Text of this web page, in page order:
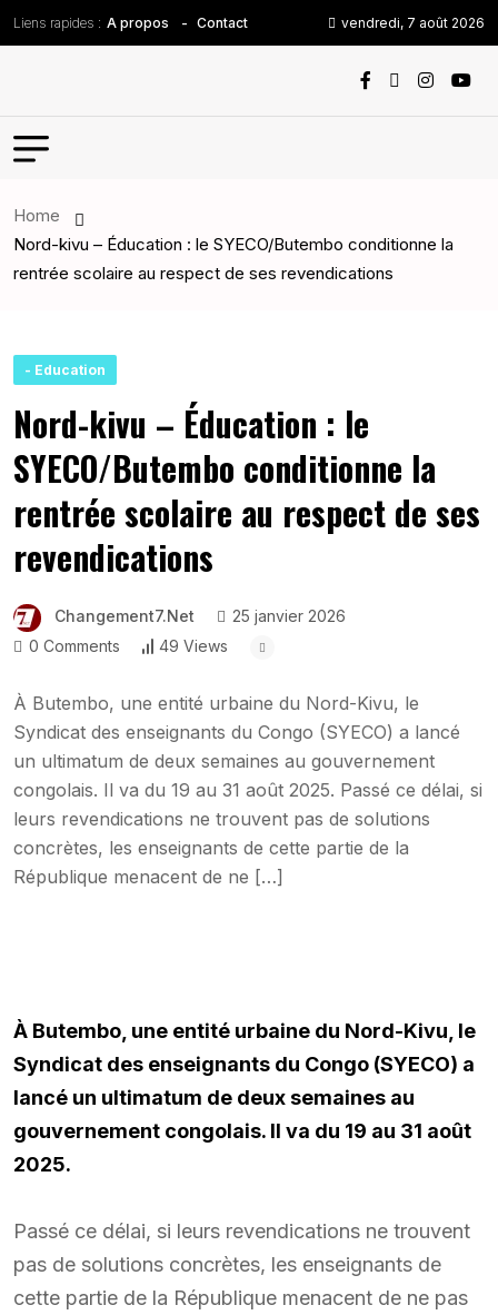
Liens rapides : A propos Contact vendredi, 7 août 2026
Home
Nord-kivu – Éducation : le SYECO/Butembo conditionne la
rentrée scolaire au respect de ses revendications
- Education
Nord-kivu – Éducation : le
SYECO/Butembo conditionne la
rentrée scolaire au respect de ses
revendications
Changement7.net
25 janvier 2026
0 Comments
49 Views
À Butembo, une entité urbaine du Nord-Kivu, le
Syndicat des enseignants du Congo (SYECO) a lancé
un ultimatum de deux semaines au gouvernement
congolais. Il va du 19 au 31 août 2025. Passé ce délai, si
leurs revendications ne trouvent pas de solutions
concrètes, les enseignants de cette partie de la
République menacent de ne […]
À Butembo, une entité urbaine du Nord-Kivu, le
Syndicat des enseignants du Congo (SYECO) a
lancé un ultimatum de deux semaines au
gouvernement congolais. Il va du 19 au 31 août
2025.
Passé ce délai, si leurs revendications ne trouvent
pas de solutions concrètes, les enseignants de
cette partie de la République menacent de ne pas